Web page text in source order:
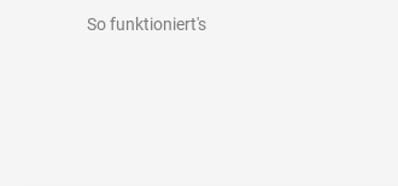
So funktioniert's